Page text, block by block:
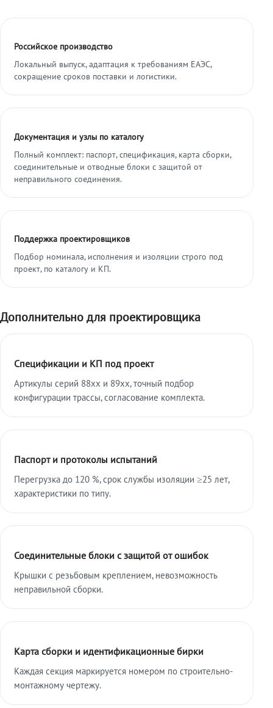
Российское производство
Локальный выпуск, адаптация к требованиям ЕАЭС,
сокращение сроков поставки и логистики.
Документация и узлы по каталогу
Полный комплект: паспорт, спецификация, карта сборки,
соединительные и отводные блоки с защитой от
неправильного соединения.
Поддержка проектировщиков
Подбор номинала, исполнения и изоляции строго под
проект, по каталогу и КП.
Дополнительно для проектировщика
Спецификации и КП под проект
Артикулы серий 88xx и 89xx, точный подбор
конфигурации трассы, согласование комплекта.
Паспорт и протоколы испытаний
Перегрузка до 120 %, срок службы изоляции ≥25 лет,
характеристики по типу.
Соединительные блоки с защитой от ошибок
Крышки с резьбовым креплением, невозможность
неправильной сборки.
Карта сборки и идентификационные бирки
Каждая секция маркируется номером по строительно-
монтажному чертежу.